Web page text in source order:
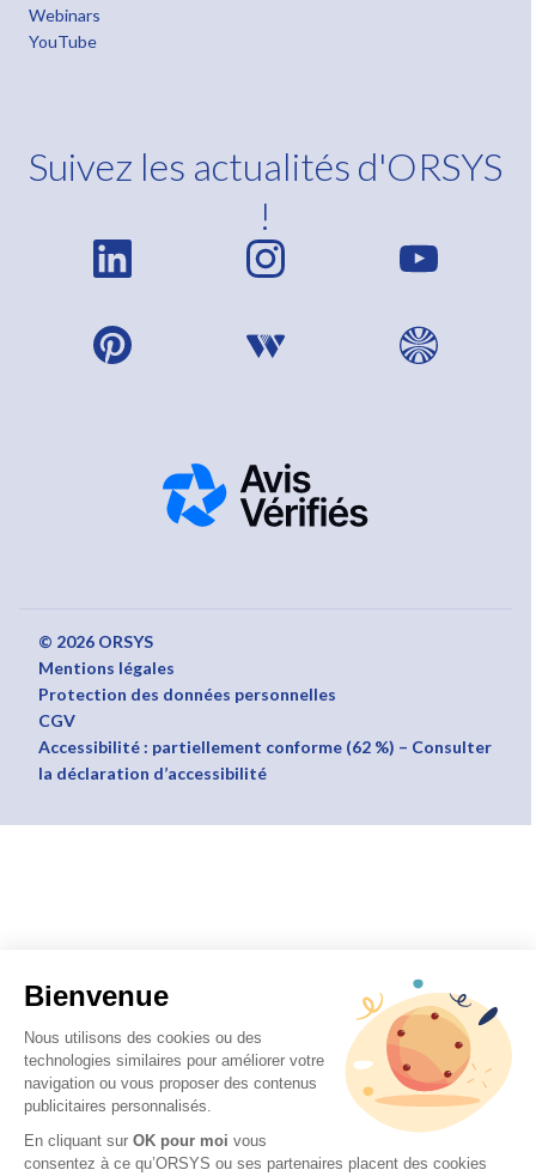
Bienvenue
Nous utilisons des cookies ou des
technologies similaires pour améliorer votre
navigation ou vous proposer des contenus
publicitaires personnalisés.
En cliquant sur OK pour moi vous
consentez à ce qu’ORSYS ou ses partenaires placent des cookies
Webinars
YouTube
Suivez les actualités d'ORSYS
!
© 2026 ORSYS
Mentions légales
Protection des données personnelles
CGV
Accessibilité : partiellement conforme (62 %) – Consulter
la déclaration d’accessibilité